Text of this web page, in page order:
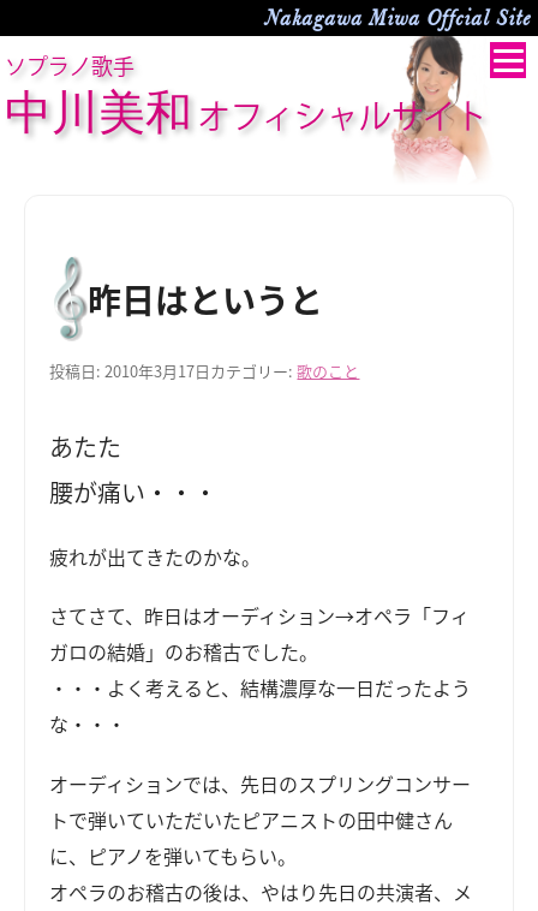
Nakagawa Miwa Offcial Site
ソプラノ歌手
中川美和 オフィシャルサイト
昨日はというと
投稿日:2010年3月17日カテゴリー:歌のこと
あたた
腰が痛い・・・
疲れが出てきたのかな。
さてさて、昨日はオーディション→オペラ「フィ
ガロの結婚」のお稽古でした。
・・・よく考えると、結構濃厚な一日だったよう
な・・・
オーディションでは、先日のスプリングコンサー
トで弾いていただいたピアニストの田中健さん
に、ピアノを弾いてもらい。
オペラのお稽古の後は、やはり先日の共演者、メ